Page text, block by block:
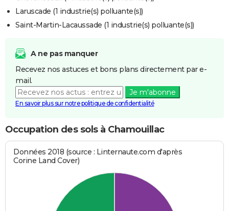
Laruscade (1 industrie(s) polluante(s))
Saint-Martin-Lacaussade (1 industrie(s) polluante(s))
A ne pas manquer
Recevez nos astuces et bons plans directement par e-
mail.
Je m'abonne
En savoir plus sur notre politique de confidentialité
Occupation des sols à Chamouillac
Données 2018 (source : Linternaute.com d'après
Corine Land Cover)